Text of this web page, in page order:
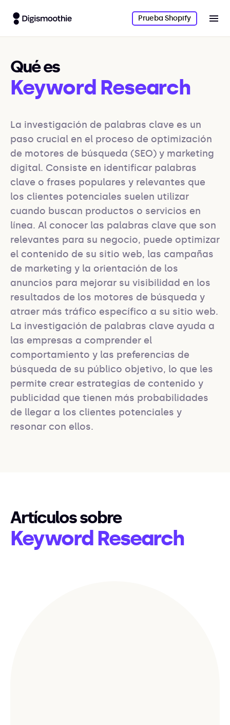
Prueba Shopify
Qué es
Keyword Research
La investigación de palabras clave es un
paso crucial en el proceso de optimización
de motores de búsqueda (SEO) y marketing
digital. Consiste en identificar palabras
clave o frases populares y relevantes que
los clientes potenciales suelen utilizar
cuando buscan productos o servicios en
línea. Al conocer las palabras clave que son
relevantes para su negocio, puede optimizar
el contenido de su sitio web, las campañas
de marketing y la orientación de los
anuncios para mejorar su visibilidad en los
resultados de los motores de búsqueda y
atraer más tráfico específico a su sitio web.
La investigación de palabras clave ayuda a
las empresas a comprender el
comportamiento y las preferencias de
búsqueda de su público objetivo, lo que les
permite crear estrategias de contenido y
publicidad que tienen más probabilidades
de llegar a los clientes potenciales y
resonar con ellos.
Artículos sobre
Keyword Research